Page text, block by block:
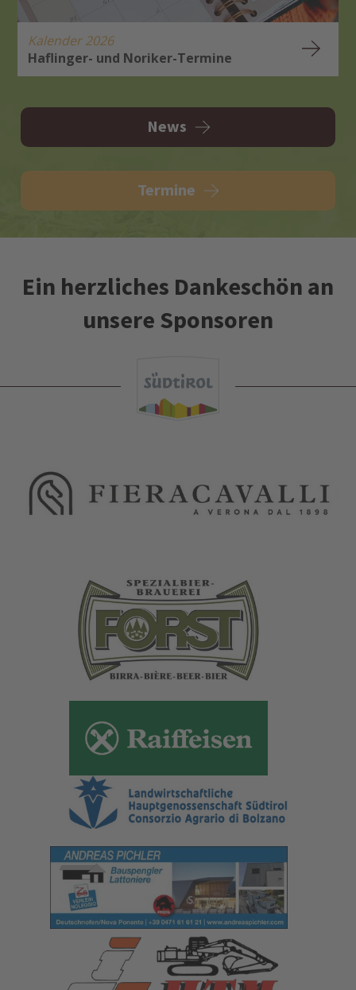
Kalender 2026
Haflinger- und Noriker-Termine
News
Termine
Ein herzliches Dankeschön an
unsere Sponsoren